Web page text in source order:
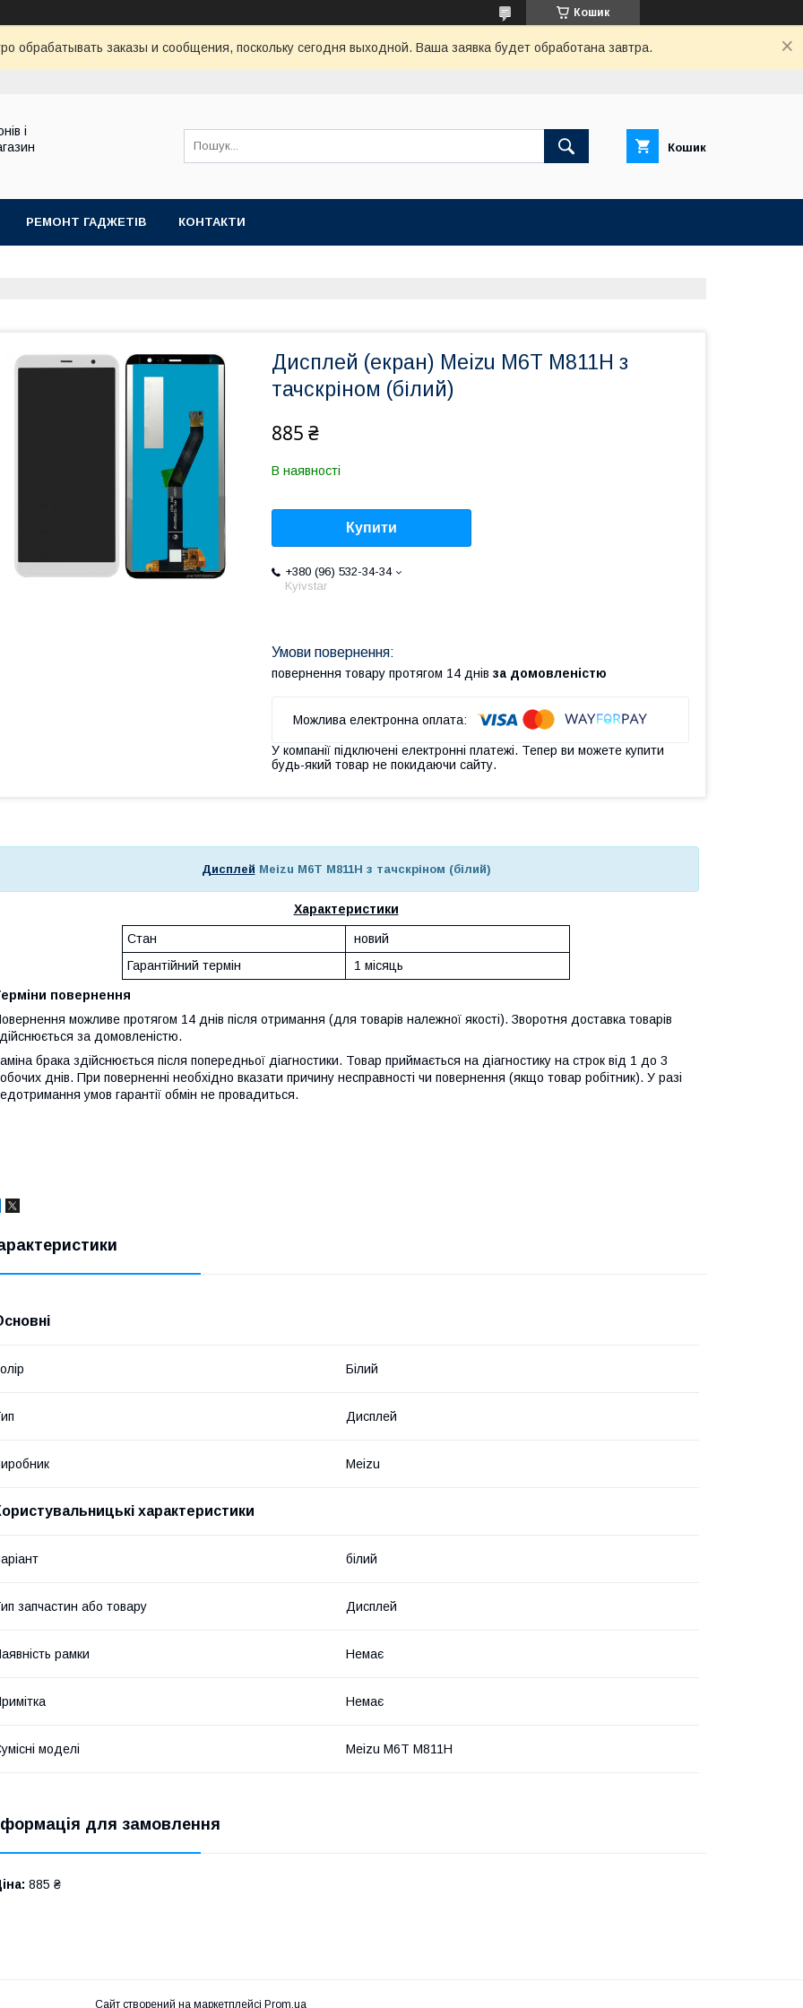
Кошик
обрабатывать заказы и сообщения, поскольку сегодня выходной. Ваша заявка будет обработана завтра.
і
Кошик
РЕМОНТ ГАДЖЕТІВ КОНТАКТИ
Дисплей (екран) Meizu M6T M811H з
тачскріном (білий)
885 ₴
В наявності
Купити
+380 (96) 532-34-34
Kyivstar
повернення товару протягом 14 днів за домовленістю
У компанії підключені електронні платежі. Тепер ви можете купити
будь-який товар не покидаючи сайту.
Дисплей Meizu M6T M811H з тачскріном (білий)
Характеристики
Стан
новий
Гарантійний термін
1 місяць
повернення
можливе протягом 14 днів після отримання (для товарів належної якості). Зворотня доставка товарів
за домовленістю.
брака здійснюється після попередньої діагностики. Товар приймається на діагностику на строк від 1 до 3
днів. При поверненні необхідно вказати причину несправності чи повернення (якщо товар робітник). У разі
умов гарантії обмін не провадиться.
Білий
Дисплей
Meizu
характеристики
білий
запчастин або товару Дисплей
рамки Немає
Немає
моделі Meizu M6T M811H
для замовлення
885 ₴
Сайт створений на маркетплейсі Prom.ua